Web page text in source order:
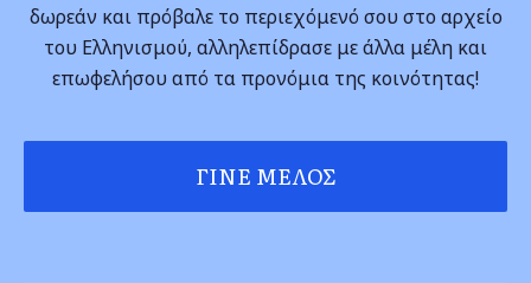
δωρεάν και πρόβαλε το περιεχόμενό σου στο αρχείο
του Ελληνισμού, αλληλεπίδρασε με άλλα μέλη και
επωφελήσου από τα προνόμια της κοινότητας!
ΓΊΝΕ ΜΈΛΟΣ